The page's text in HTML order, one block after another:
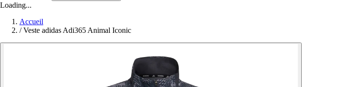
Loading...
Accueil
/ Veste adidas Adi365 Animal Iconic